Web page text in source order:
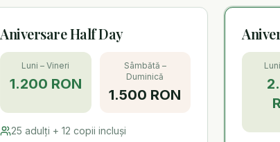
Aniversare Half Day
Luni – Vineri
1.200 RON
Sâmbătă –
Duminică
1.500 RON
25 adulți + 12 copii incluși